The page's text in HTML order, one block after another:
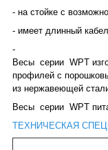
- на стойке с
- имеет длинный
-
Весы серии WPT
профилей с
из нержавеющей
Весы серии WPT
ТЕХНИЧЕСКАЯ